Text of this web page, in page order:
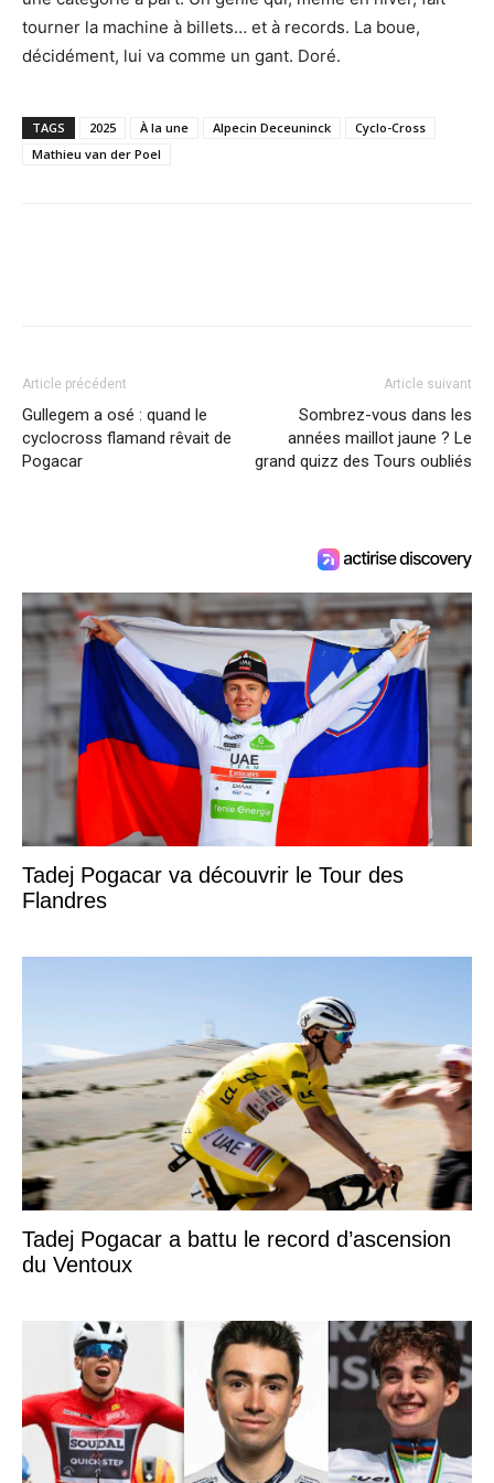
tourner la machine à billets… et à records. La boue,
décidément, lui va comme un gant. Doré.
TAGS 2025 À la une Alpecin Deceuninck
Cyclo-Cross
Mathieu van der Poel
Article précédent
Gullegem a osé : quand le
cyclocross flamand rêvait de
Pogacar
Article suivant
Sombrez-vous dans les
années maillot jaune ? Le
grand quizz des Tours oubliés
Tadej Pogacar va découvrir le Tour des
Flandres
Tadej Pogacar a battu le record d’ascension
du Ventoux